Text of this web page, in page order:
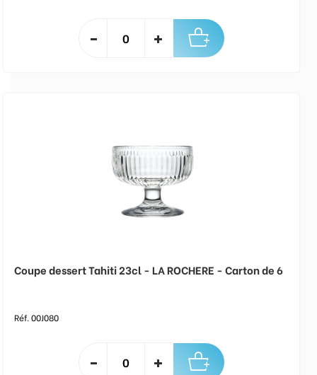
Coupe dessert Tahiti 23cl - LA ROCHERE - Carton de 6
Réf. 00J080